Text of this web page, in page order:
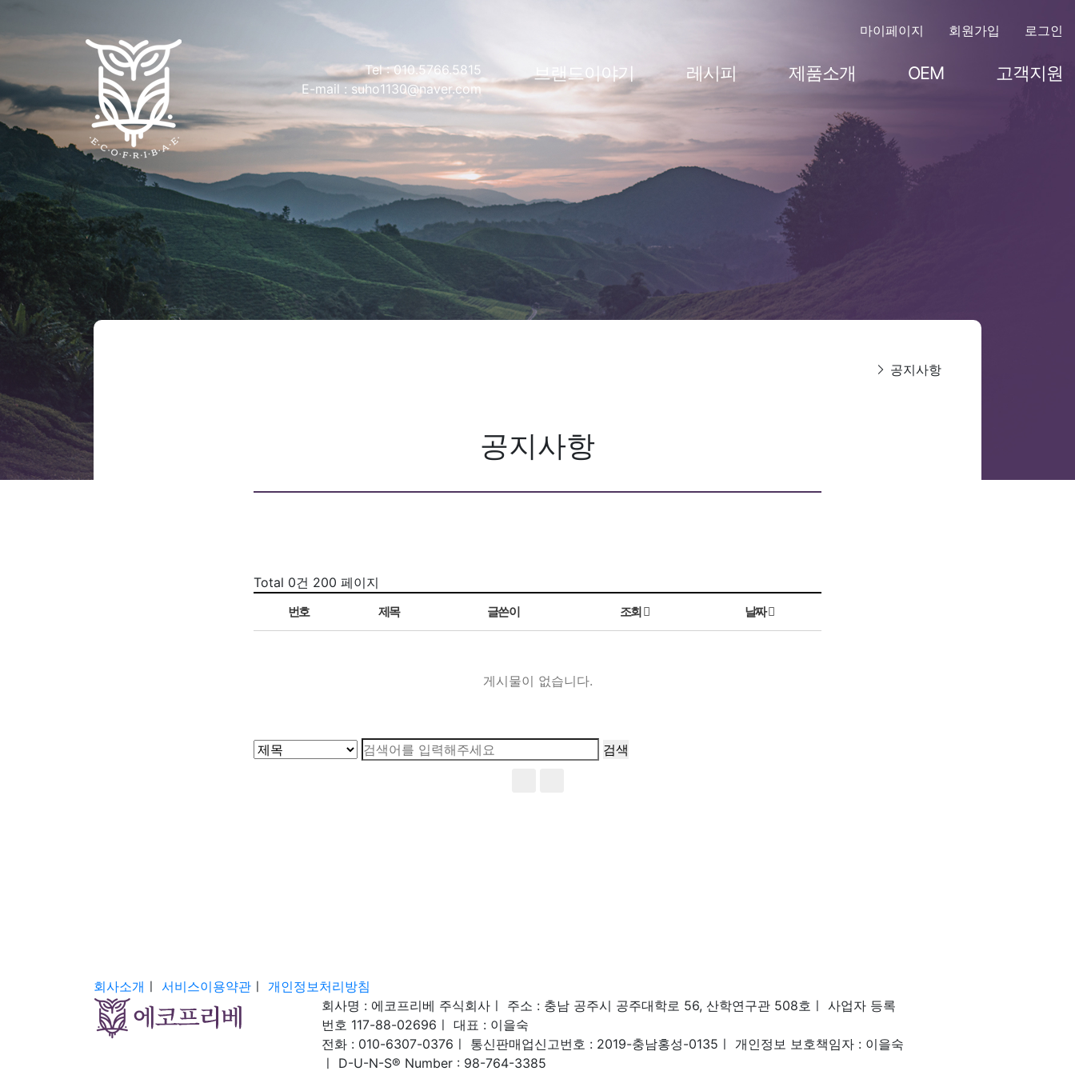
마이페이지 회원가입 로그인
브랜드이야기 레시피 제품소개 OEM 고객지원
Tel : 010.5766.5815
E-mail : suho1130@naver.com
공지사항
공지사항
Total 0건 200 페이지
번호 제목 글쓴이 조회 날짜
게시물이 없습니다.
검색
회사소개 ㅣ 서비스이용약관 ㅣ 개인정보처리방침
회사명 : 에코프리베 주식회사 ㅣ 주소 : 충남 공주시 공주대학로 56, 산학연구관 508호 ㅣ 사업자 등록
번호 117-88-02696 ㅣ 대표 : 이을숙
전화 : 010-6307-0376 ㅣ 통신판매업신고번호 : 2019-충남홍성-0135 ㅣ
개인정보 보호책임자 : 이을숙
ㅣ
D-U-N-S® Number : 98-764-3385